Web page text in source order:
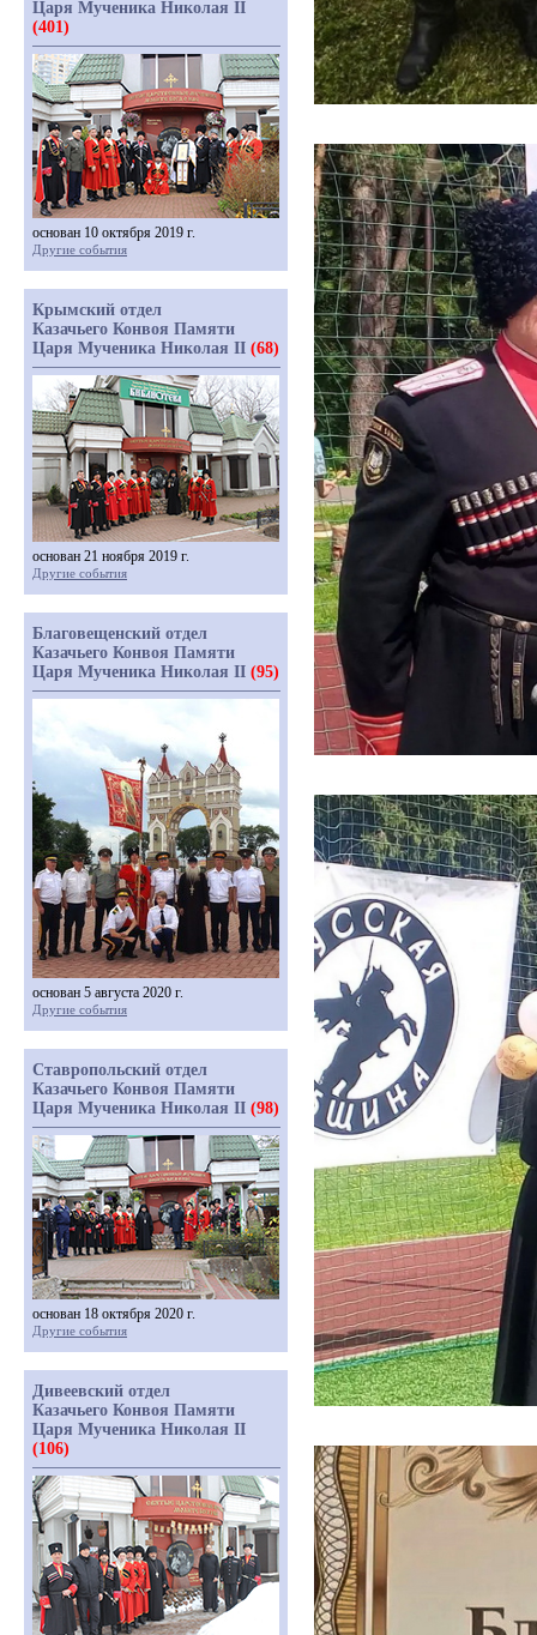
Царя Мученика Николая II
(401)
основан 10 октября 2019 г.
Другие события
Крымский отдел
Казачьего Конвоя Памяти
Царя Мученика Николая II (68)
основан 21 ноября 2019 г.
Другие события
Благовещенский отдел
Казачьего Конвоя Памяти
Царя Мученика Николая II (95)
основан 5 августа 2020 г.
Другие события
Ставропольский отдел
Казачьего Конвоя Памяти
Царя Мученика Николая II (98)
основан 18 октября 2020 г.
Другие события
Дивеевский отдел
Казачьего Конвоя Памяти
Царя Мученика Николая II
(106)